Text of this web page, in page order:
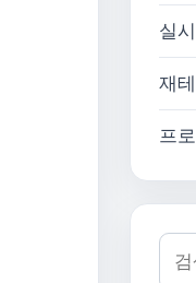
실
재
프
검색